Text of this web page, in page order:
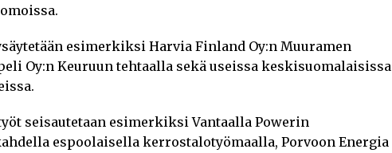
esimerkiksi Harvia Finland Oy:n Muuramen
Oy:n Keuruun tehtaalla sekä useissa keskisuomalaisissa
seisautetaan esimerkiksi Vantaalla Powerin
espoolaisella kerrostalotyömaalla, Porvoon Energia